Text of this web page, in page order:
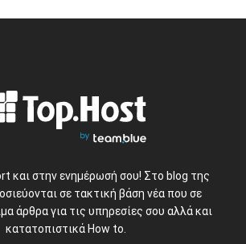
και στην ενημέρωσή σου! Στο blog της
σε τακτική βάση νέα που σε
άρθρα για τις υπηρεσίες σου αλλά και
κατατοπιστικά How to.